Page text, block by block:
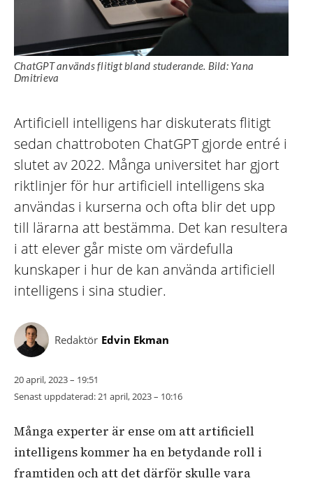
ChatGPT används flitigt bland studerande. Bild: Yana
Dmitrieva
Artificiell intelligens har diskuterats flitigt
sedan chattroboten ChatGPT gjorde entré i
slutet av 2022. Många universitet har gjort
riktlinjer för hur artificiell intelligens ska
användas i kurserna och ofta blir det upp
till lärarna att bestämma. Det kan resultera
i att elever går miste om värdefulla
kunskaper i hur de kan använda artificiell
intelligens i sina studier.
Redaktör Edvin Ekman
20 april, 2023 – 19:51
Senast uppdaterad:21 april, 2023 – 10:16
Många experter är ense om att artificiell
intelligens kommer ha en betydande roll i
framtiden och att det därför skulle vara